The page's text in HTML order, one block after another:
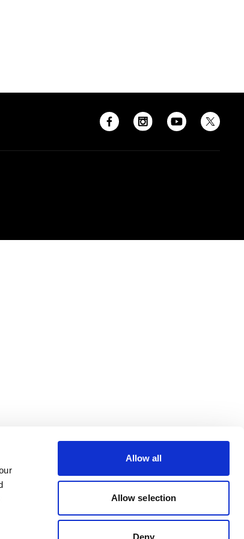
Allow all
Allow selection
Deny